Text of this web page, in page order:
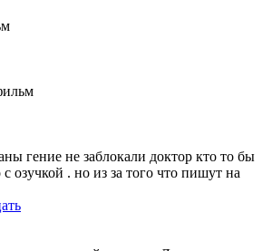
гение не заблокали доктор кто то бы
озучкой . но из за того что пишут на